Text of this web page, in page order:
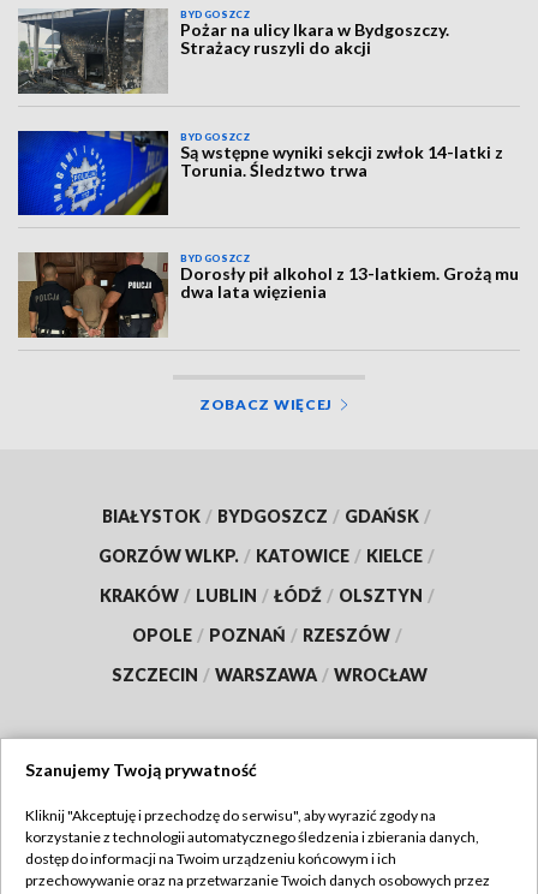
BYDGOSZCZ
Pożar na ulicy Ikara w Bydgoszczy.
Strażacy ruszyli do akcji
BYDGOSZCZ
Są wstępne wyniki sekcji zwłok 14-latki z
Torunia. Śledztwo trwa
BYDGOSZCZ
Dorosły pił alkohol z 13-latkiem. Grożą mu
dwa lata więzienia
ZOBACZ WIĘCEJ
BIAŁYSTOK / BYDGOSZCZ / GDAŃSK /
GORZÓW WLKP. / KATOWICE / KIELCE /
KRAKÓW / LUBLIN / ŁÓDŹ / OLSZTYN /
OPOLE / POZNAŃ / RZESZÓW /
SZCZECIN / WARSZAWA / WROCŁAW
TVP
Abonament TVP
Regulamin TVP
Szanujemy Twoją prywatność
Kliknij "Akceptuję i przechodzę do serwisu", aby wyrazić zgody na
korzystanie z technologii automatycznego śledzenia i zbierania danych,
dostęp do informacji na Twoim urządzeniu końcowym i ich
przechowywanie oraz na przetwarzanie Twoich danych osobowych przez